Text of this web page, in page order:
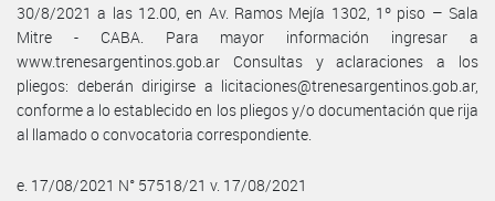
30/8/2021 a las 12.00, en Av. Ramos Mejía 1302, 1º piso – Sala
Mitre - CABA. Para mayor información ingresar a
www.trenesargentinos.gob.ar Consultas y aclaraciones a los
pliegos: deberán dirigirse a licitaciones@trenesargentinos.gob.ar,
conforme a lo establecido en los pliegos y/o documentación que rija
al llamado o convocatoria correspondiente.
e. 17/08/2021 N° 57518/21 v. 17/08/2021